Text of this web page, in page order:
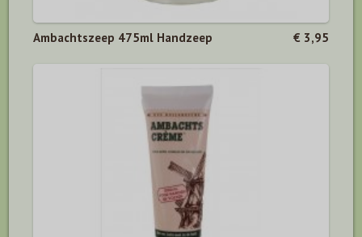
Ambachtszeep 475ml Handzeep € 3,95